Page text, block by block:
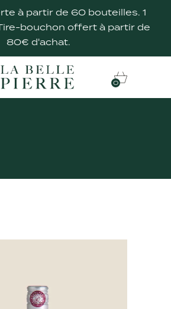
à partir de 60 bouteilles. 1
bouchon offert à partir de
80€ d'achat.
0